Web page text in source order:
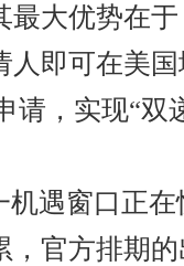
最大优势在
人即可在美
请，实现“
机遇窗口正
，官方排期